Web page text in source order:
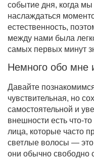
событие дня, когда
наслаждаться
естественность,
между нами была
самых первых минут
Немного обо мне
Давайте
чувствительная, но
самостоятельной и
внешности есть что-
лица, которые часто
светлые волосы — это
они обычно свободно